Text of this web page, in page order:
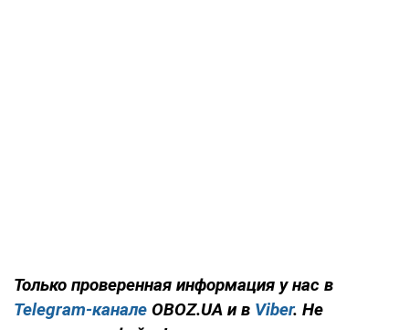
Только проверенная информация у нас в
Telegram-канале OBOZ.UA и в Viber. Не